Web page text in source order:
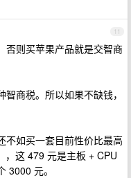
11
否则买苹果产品就是交智商
商税。所以如果不缺钱，
不如买一套目前性价比最高
这 479 元是主板 + CPU
3000 元。